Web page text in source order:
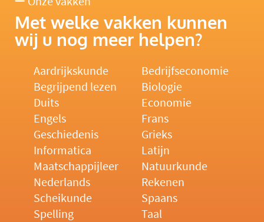
Met welke vakken kunnen
wij u nog meer helpen?
Aardrijkskunde
Bedrijfseconomie
Begrijpend lezen
Biologie
Duits
Economie
Engels
Frans
Geschiedenis
Grieks
Informatica
Latijn
Maatschappijleer
Natuurkunde
Nederlands
Rekenen
Scheikunde
Spaans
Spelling
Taal